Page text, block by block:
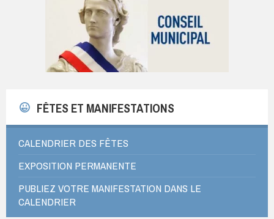
FÊTES ET MANIFESTATIONS
CALENDRIER DES FÊTES
EXPOSITION PERMANENTE
PUBLIEZ VOTRE MANIFESTATION DANS LE
CALENDRIER